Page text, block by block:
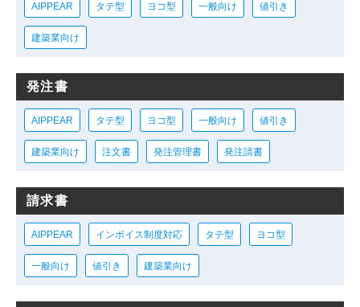
AIPPEAR タテ型 ヨコ型 一般向け 値引き
建築業向け
発注書
AIPPEAR タテ型 ヨコ型 一般向け 値引き
建築業向け 注文書 発注管理書 発注請書
請求書
AIPPEAR インボイス制度対応 タテ型 ヨコ型
一般向け 値引き 建築業向け